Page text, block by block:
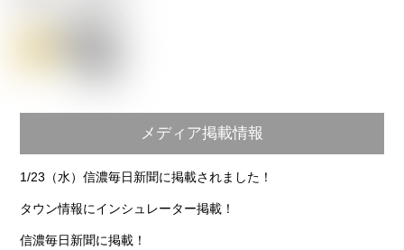
メディア掲載情報
1/23（水）信濃毎日新聞に掲載されました！
タウン情報にインシュレーター掲載！
信濃毎日新聞に掲載！